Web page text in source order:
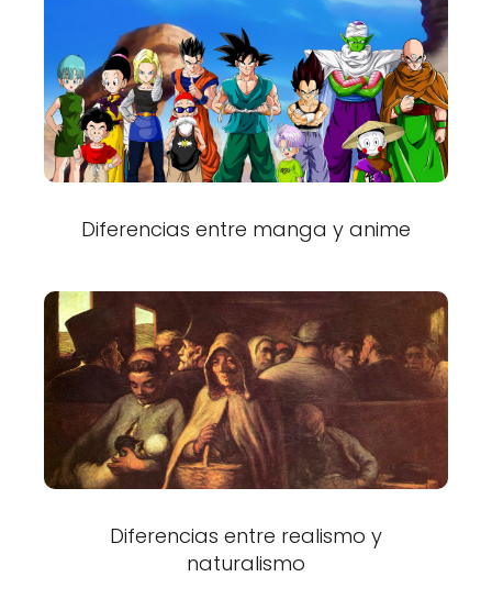
Diferencias entre manga y anime
Diferencias entre realismo y
naturalismo